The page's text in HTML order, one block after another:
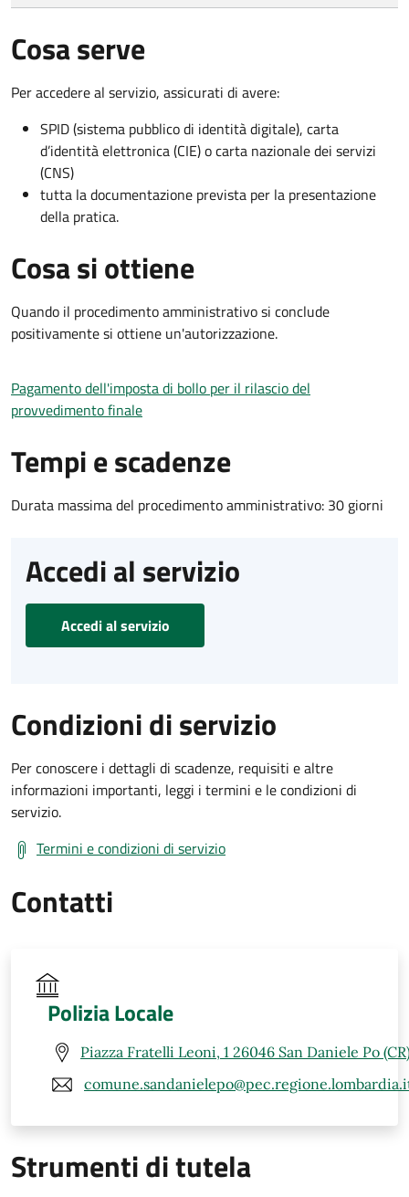
Cosa serve
Per accedere al servizio, assicurati di avere:
SPID (sistema pubblico di identità digitale), carta
d’identità elettronica (CIE) o carta nazionale dei servizi
(CNS)
tutta la documentazione prevista per la presentazione
della pratica.
Cosa si ottiene
Quando il procedimento amministrativo si conclude
positivamente si ottiene un'autorizzazione.
Pagamento dell'imposta di bollo per il rilascio del
provvedimento finale
Tempi e scadenze
Durata massima del procedimento amministrativo: 30 giorni
Accedi al servizio
Accedi al servizio
Condizioni di servizio
Per conoscere i dettagli di scadenze, requisiti e altre
informazioni importanti, leggi i termini e le condizioni di
servizio.
Termini e condizioni di servizio
Contatti
Polizia Locale
Piazza Fratelli Leoni, 1 26046 San Daniele Po
Strumenti di tutela